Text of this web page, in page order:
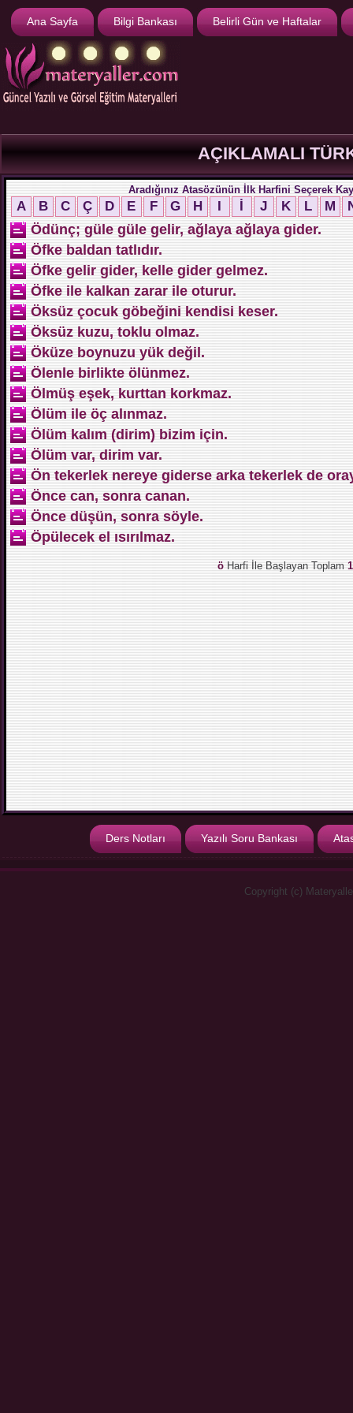
Ana Sayfa Bilgi Bankası Belirli Gün ve Haftalar
AÇIKLAMALI
Aradığınız Atasözünün İlk Harfini Seçerek
A B C Ç D E F G H I İ J K L M
Ödünç; güle güle gelir, ağlaya ağlaya gider.
Öfke baldan tatlıdır.
Öfke gelir gider, kelle gider gelmez.
Öfke ile kalkan zarar ile oturur.
Öksüz çocuk göbeğini kendisi keser.
Öksüz kuzu, toklu olmaz.
Öküze boynuzu yük değil.
Ölenle birlikte ölünmez.
Ölmüş eşek, kurttan korkmaz.
Ölüm ile öç alınmaz.
Ölüm kalım (dirim) bizim için.
Ölüm var, dirim var.
Ön tekerlek nereye giderse arka tekerlek de
Önce can, sonra canan.
Önce düşün, sonra söyle.
Öpülecek el ısırılmaz.
öHarfi İle Başlayan Toplam
Ders Notları Yazılı Soru Bankası
Copyright (c)